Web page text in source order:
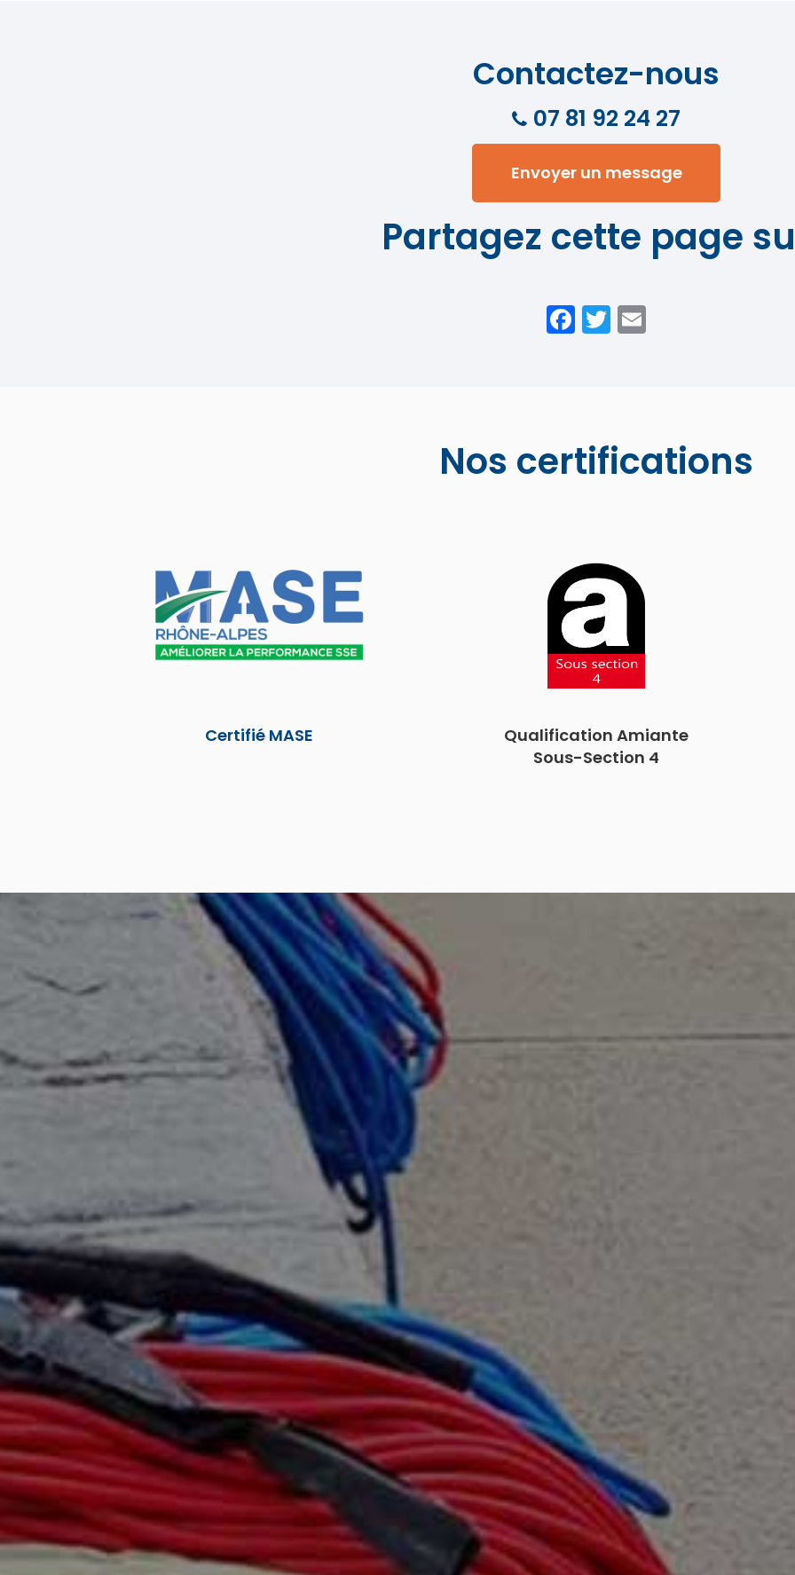
Contactez-nous
07 81 92 24 27
Envoyer un message
Partagez cette page
Facebook
Twitter
Nos certifications
Certifié MASE
Qualification Amiante
Sous-Section 4